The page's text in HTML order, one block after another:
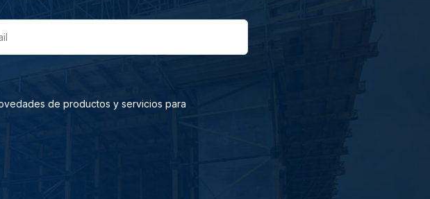
de productos y servicios para